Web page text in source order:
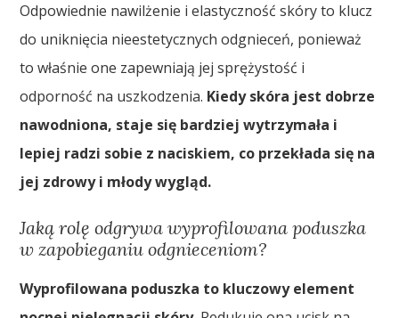
Odpowiednie nawilżenie i elastyczność skóry to klucz
do uniknięcia nieestetycznych odgnieceń, ponieważ
to właśnie one zapewniają jej sprężystość i
odporność na uszkodzenia. Kiedy skóra jest dobrze
nawodniona, staje się bardziej wytrzymała i
lepiej radzi sobie z naciskiem, co przekłada się na
jej zdrowy i młody wygląd.
Jaką rolę odgrywa wyprofilowana poduszka
w zapobieganiu odgnieceniom?
Wyprofilowana poduszka to kluczowy element